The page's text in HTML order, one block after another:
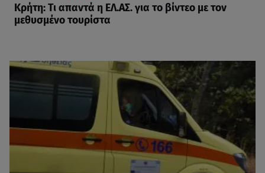
Κρήτη: Τι απαντά η ΕΛ.ΑΣ. για το βίντεο με τον
μεθυσμένο τουρίστα